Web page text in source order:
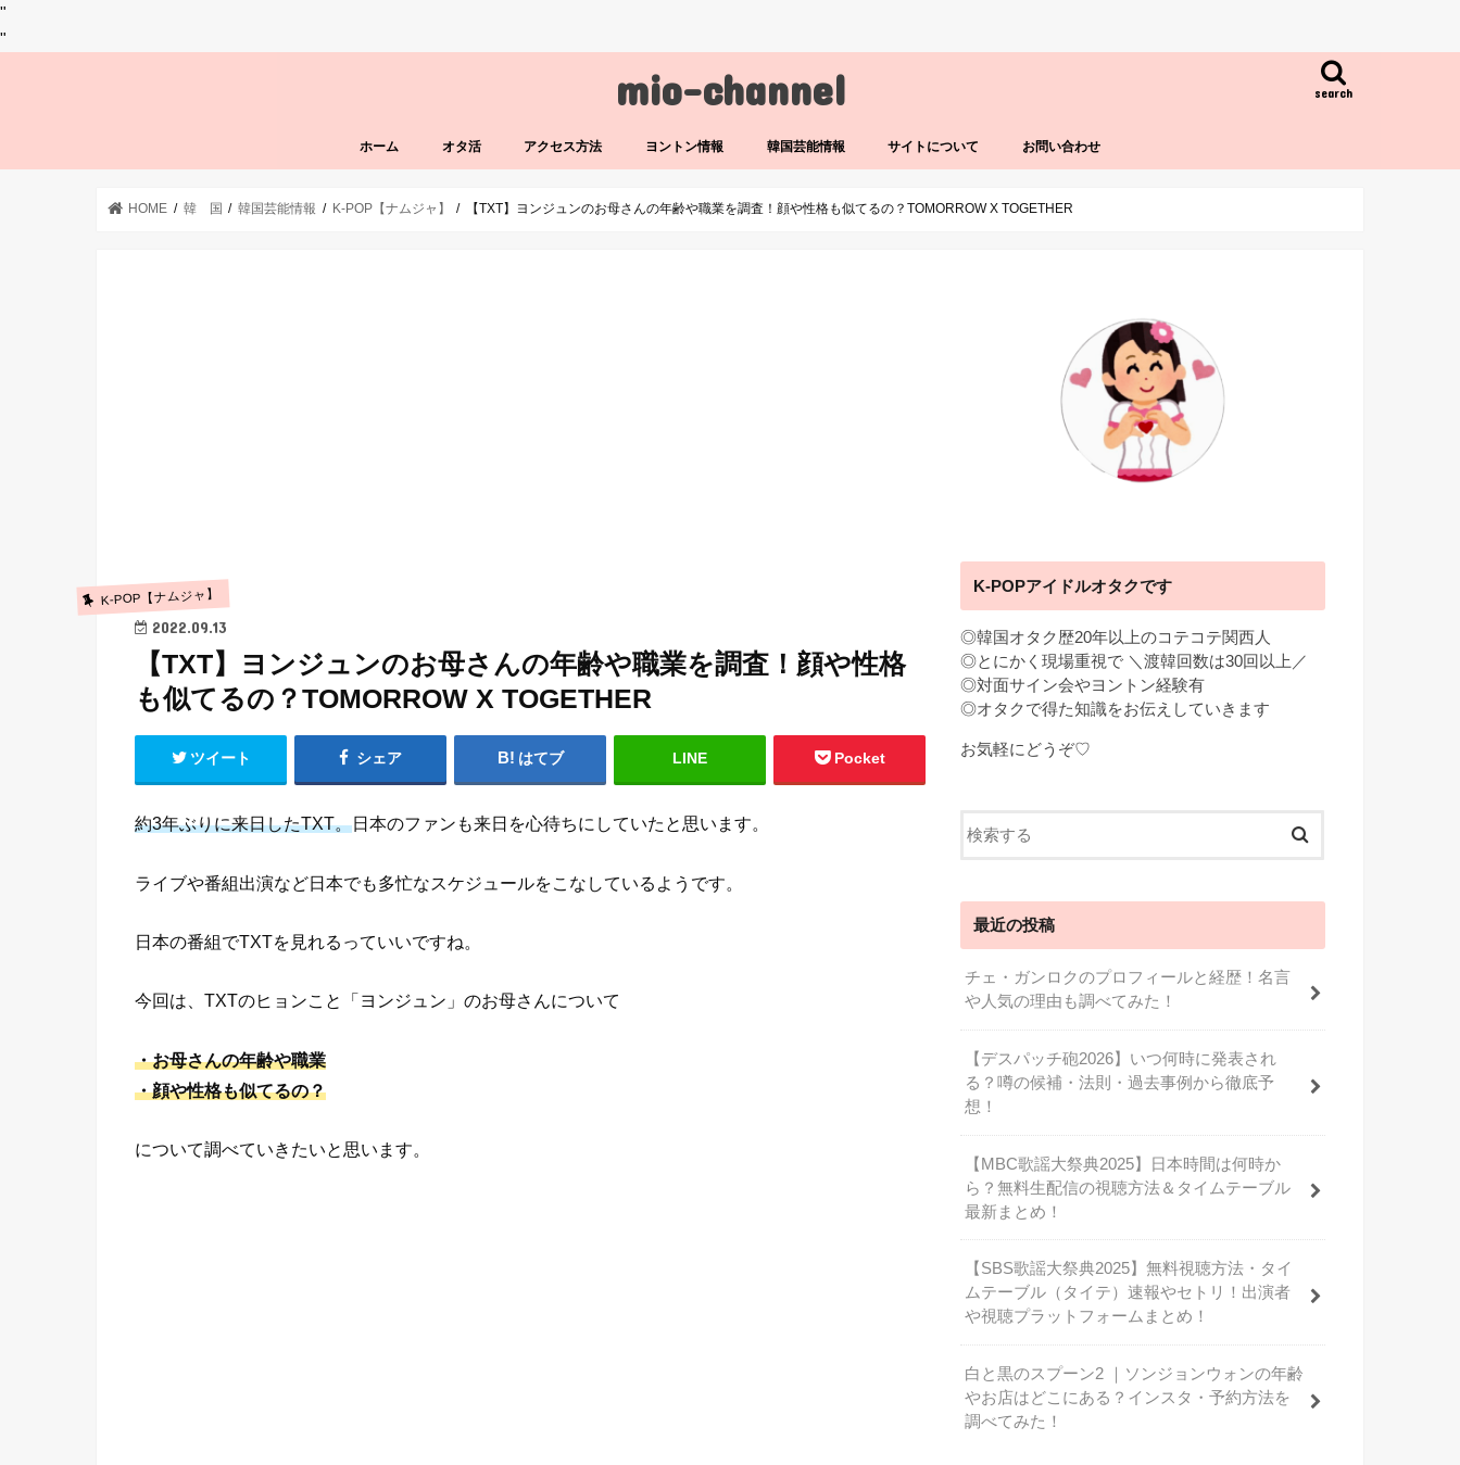
"
"
mio-channel search
ホーム オタ活 アクセス方法 ヨントン情報 韓国芸能情報 サイトについて お問い合わせ
HOME 韓 国 韓国芸能情報 K-POP【ナムジャ】 【TXT】ヨンジュンのお母さんの年齢や職業を調査！顔や性格も似てるの？TOMORROW X TOGETHER
K-POP【ナムジャ】
2022.09.13
【TXT】ヨンジュンのお母さんの年齢や職業を調査！顔や性格
も似てるの？TOMORROW X TOGETHER
ツイート シェア はてブ LINE Pocket
約3年ぶりに来日したTXT。日本のファンも来日を心待ちにしていたと思います。
ライブや番組出演など日本でも多忙なスケジュールをこなしているようです。
日本の番組でTXTを見れるっていいですね。
今回は、TXTのヒョンこと「ヨンジュン」のお母さんについて
・お母さんの年齢や職業
・顔や性格も似てるの？
について調べていきたいと思います。
K-POPアイドルオタクです
◎韓国オタク歴20年以上のコテコテ関西人
◎とにかく現場重視で ＼渡韓回数は30回以上／
◎対面サイン会やヨントン経験有
◎オタクで得た知識をお伝えしていきます
お気軽にどうぞ♡
最近の投稿
チェ・ガンロクのプロフィールと経歴！名言
や人気の理由も調べてみた！
【デスパッチ砲2026】いつ何時に発表され
る？噂の候補・法則・過去事例から徹底予
想！
【MBC歌謡大祭典2025】日本時間は何時か
ら？無料生配信の視聴方法＆タイムテーブル
最新まとめ！
【SBS歌謡大祭典2025】無料視聴方法・タイ
ムテーブル（タイテ）速報やセトリ！出演者
や視聴プラットフォームまとめ！
白と黒のスプーン2 ｜ソンジョンウォンの年齢
やお店はどこにある？インスタ・予約方法を
調べてみた！